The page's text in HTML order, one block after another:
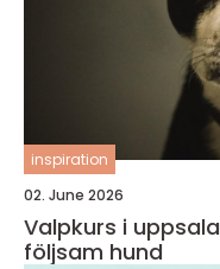
inspiration
02. June 2026
Valpkurs i uppsala grunden för en trygg och
följsam hund